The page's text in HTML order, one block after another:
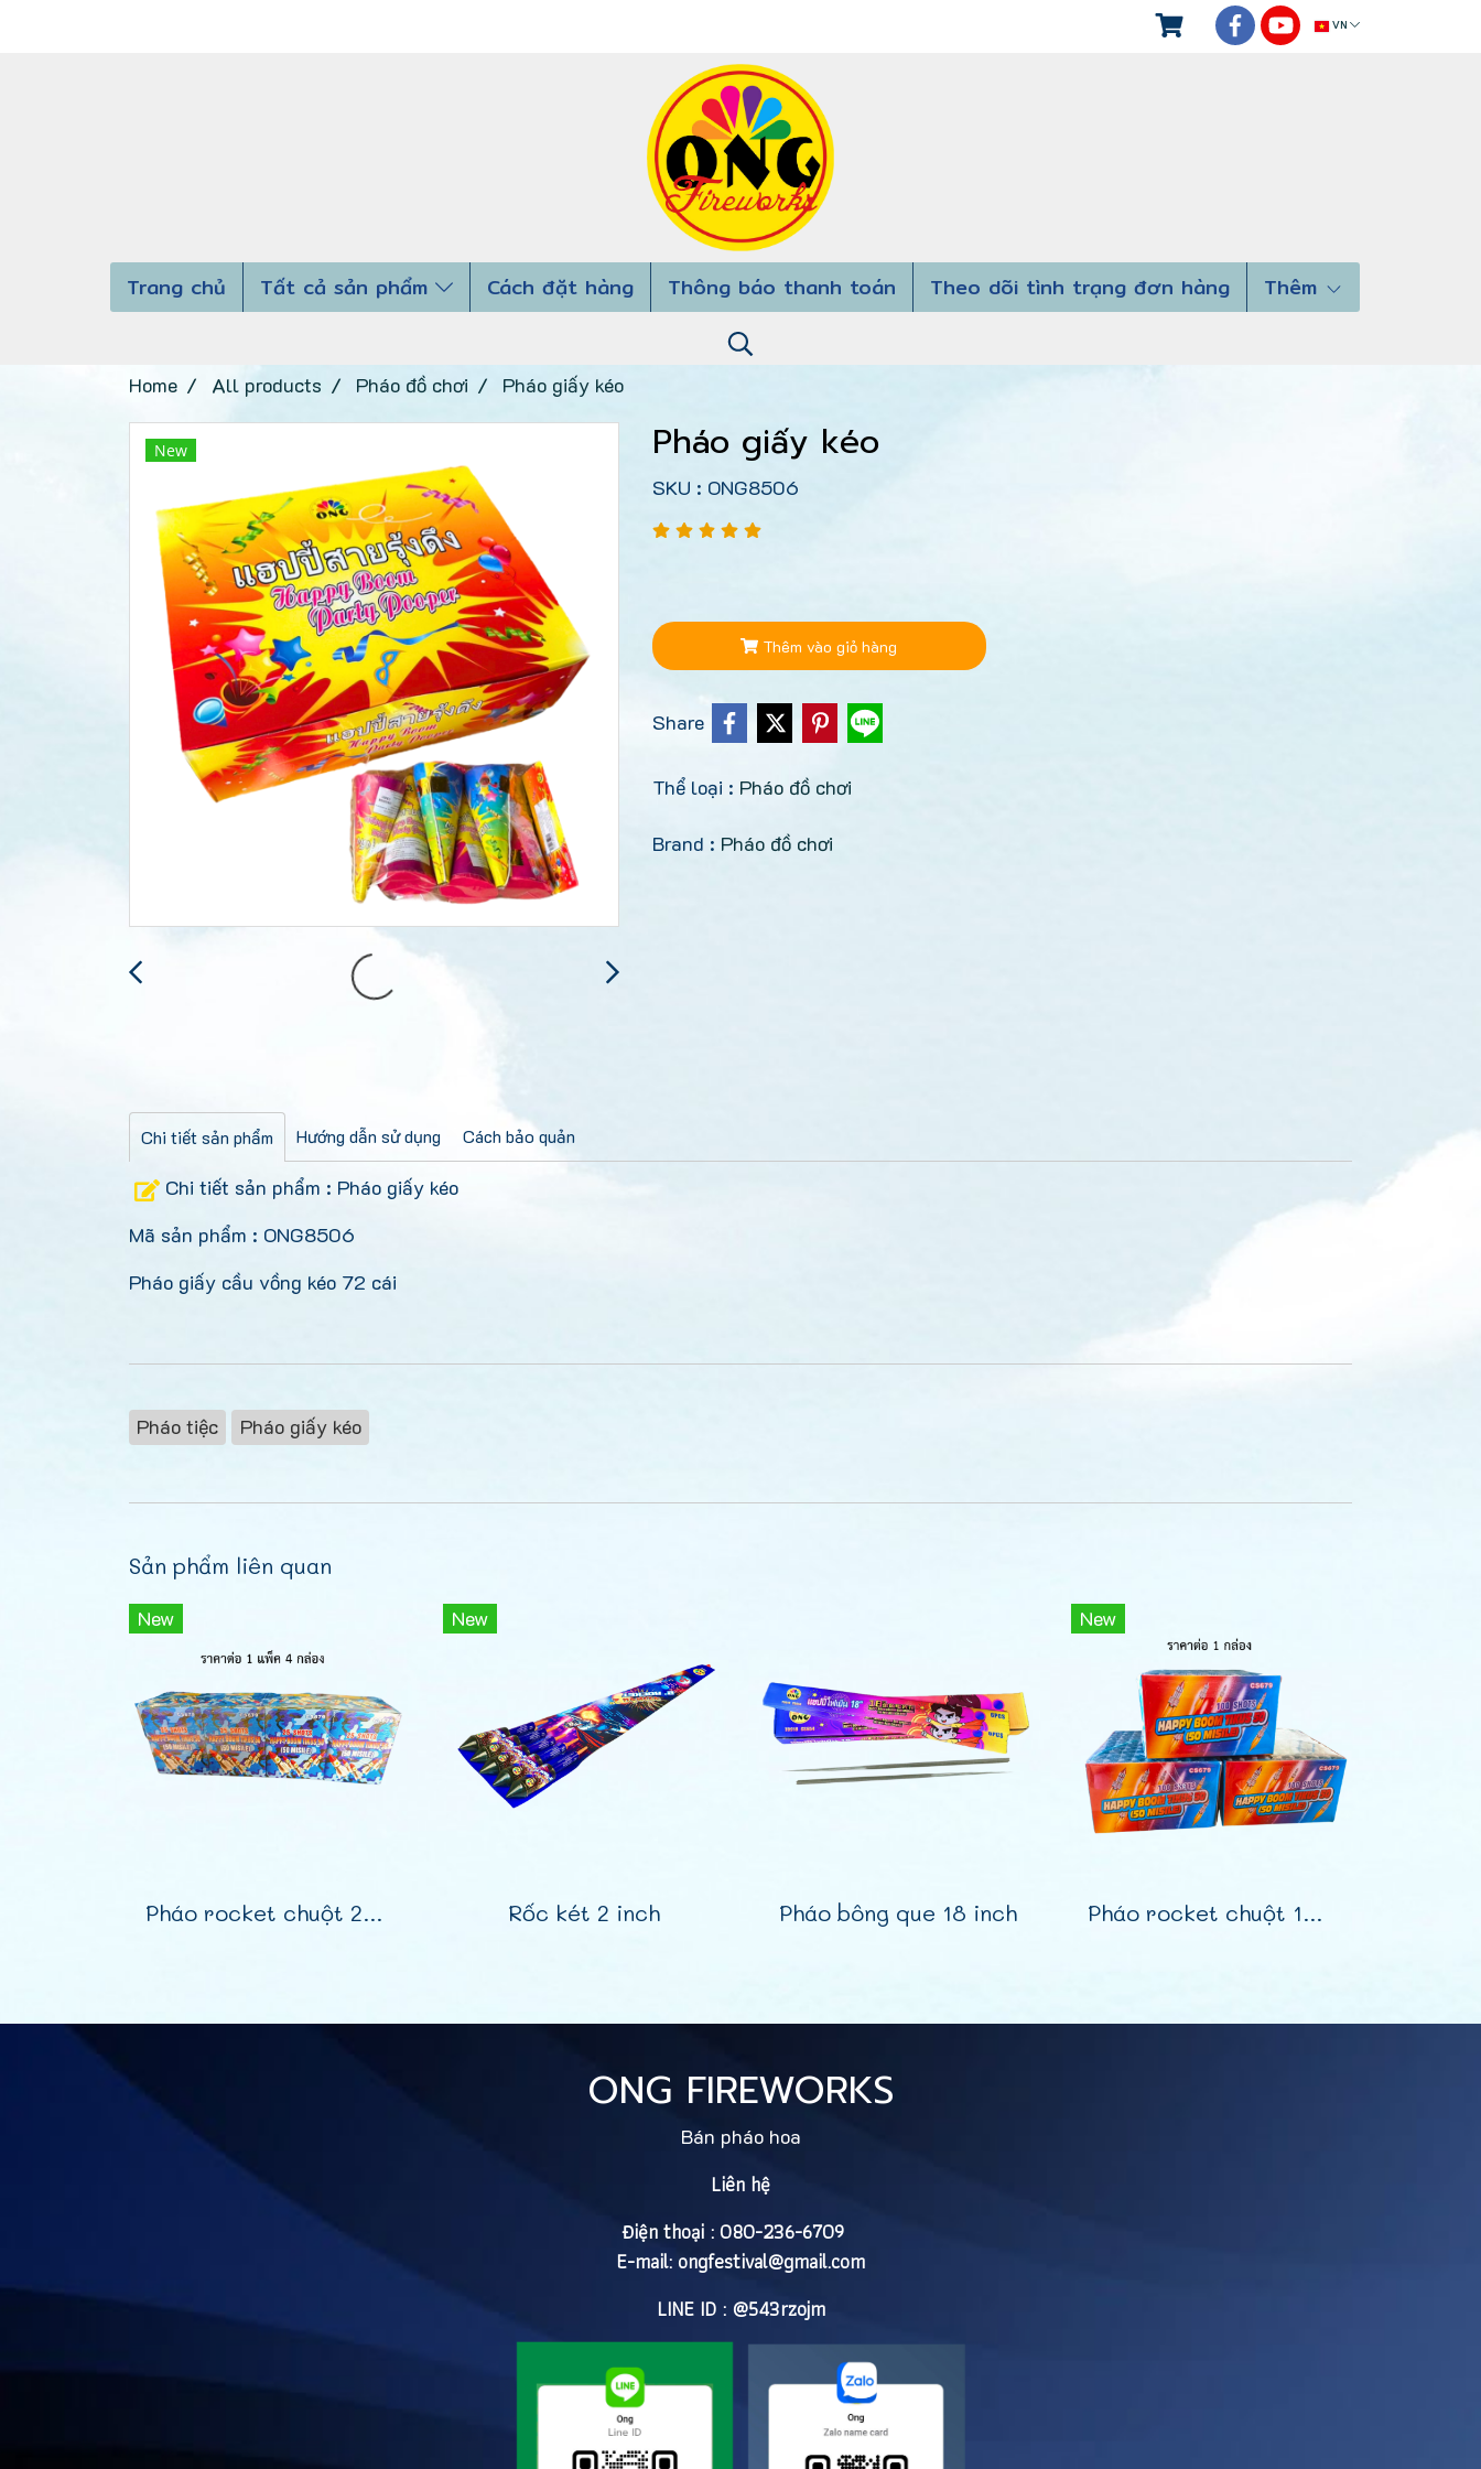
VN
Trang chủ Tất cả sản phẩm Cách đặt hàng Thông báo thanh toán Theo dõi tình trạng đơn hàng Thêm
Home All products Pháo đồ chơi Pháo giấy kéo
New Pháo giấy kéo
SKU : ONG8506
Thêm vào giỏ hàng
Share
Thể loại : Pháo đồ chơi
Brand : Pháo đồ chơi
Chi tiết sản phẩm Hướng dẫn sử dụng Cách bảo quản
Chi tiết sản phẩm : Pháo giấy kéo
Mã sản phẩm : ONG8506
Pháo giấy cầu vồng kéo 72 cái
Pháo tiệc Pháo giấy kéo
Sản phẩm liên quan
New
Pháo rocket chuột 25 phát
New
Rốc két 2 inch Pháo bông que 18 inch
New
Pháo rocket chuột 100 phát
ONG FIREWORKS
Bán pháo hoa
Liên hệ
Điện thoại : 080-236-6709
E-mail:ongfestival@gmail.com
LINE ID : @543rzojm